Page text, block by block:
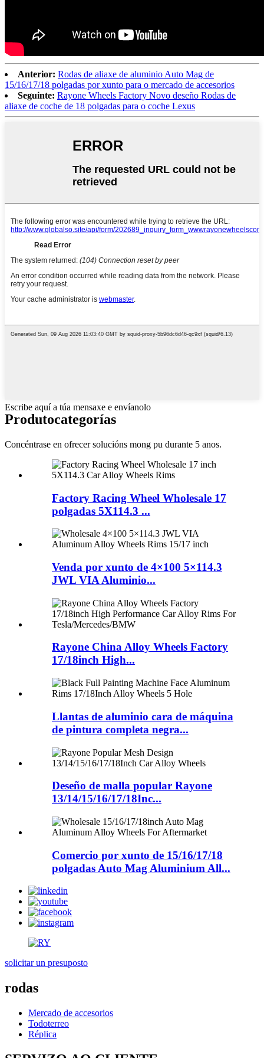
Anterior: Rodas de aliaxe de aluminio Auto Mag de
15/16/17/18 polgadas por xunto para o mercado de accesorios
Seguinte: Rayone Wheels Factory Novo deseño Rodas de
aliaxe de coche de 18 polgadas para o coche Lexus
Escribe aquí a túa mensaxe e envíanolo
Produtocategorías
Concéntrase en ofrecer solucións mong pu durante 5 anos.
Factory Racing Wheel Wholesale 17
polgadas 5X114.3 ...
Venda por xunto de 4×100 5×114.3
JWL VIA Aluminio...
Rayone China Alloy Wheels Factory
17/18inch High...
Llantas de aluminio cara de máquina
de pintura completa negra...
Deseño de malla popular Rayone
13/14/15/16/17/18Inc...
Comercio por xunto de 15/16/17/18
polgadas Auto Mag Aluminium All...
solicitar un presuposto
rodas
Mercado de accesorios
Todoterreo
Réplica